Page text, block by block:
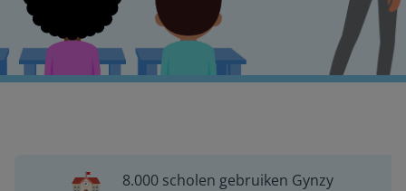
8.000 scholen gebruiken Gynzy